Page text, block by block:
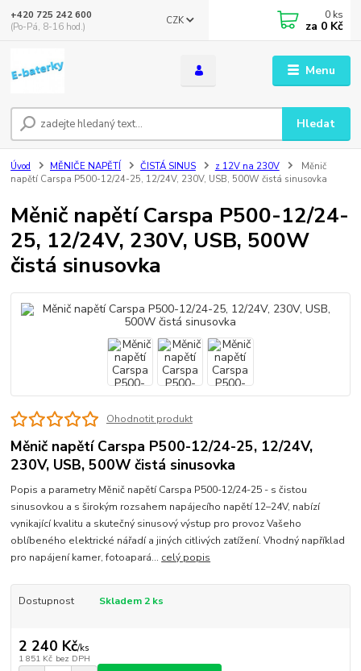
Menu
CZK
Hledat
+420 725 242 600
(Po-Pá, 8-16 hod.)
0 ks
za 0 Kč
Úvod MĚNIČE NAPĚTÍ ČISTÁ SINUS z 12V na 230V
Měnič
napětí Carspa P500-12/24-25, 12/24V, 230V, USB, 500W čistá sinusovka
Měnič napětí Carspa P500-12/24-
25, 12/24V, 230V, USB, 500W
čistá sinusovka
Ohodnotit produkt
Měnič napětí Carspa P500-12/24-25, 12/24V,
230V, USB, 500W čistá sinusovka
Popis a parametry Měnič napětí Carspa P500-12/24-25 - s čistou
sinusovkou a s širokým rozsahem napájecího napětí 12–24V, nabízí
vynikající kvalitu a skutečný sinusový výstup pro provoz Vašeho
oblíbeného elektrické nářadí a jiných citlivých zatížení. Vhodný například
pro napájení kamer, fotoapará... celý popis
Dostupnost Skladem 2 ks
2 240 Kč/ks
1 851 Kč bez DPH